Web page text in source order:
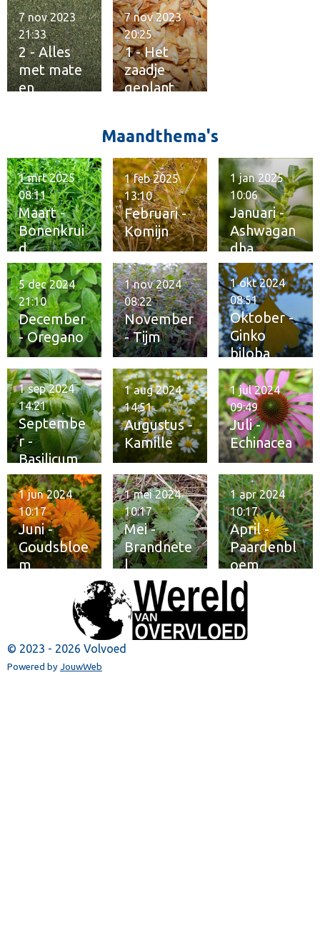
n
2 - Alles
met mate
en
7 nov 2023
21:33
1 - Het
zaadje
geplant
7 nov 2023
20:25
Maandthema's
Maart -
Bonenkrui
d
1 mrt 2025
08:11
Februari -
Komijn
1 feb 2025
13:10
Januari -
Ashwagan
dha
1 jan 2025
10:06
December
- Oregano
5 dec 2024
21:10
November
- Tijm
1 nov 2024
08:22
Oktober -
Ginko
biloba
1 okt 2024
08:51
Septembe
r -
Basilicum
1 sep 2024
14:21
Augustus -
Kamille
1 aug 2024
14:51
Juli -
Echinacea
1 jul 2024
09:49
Juni -
Goudsbloe
m
1 jun 2024
10:17
Mei -
Brandnete
l
1 mei 2024
10:17
April -
Paardenbl
oem
1 apr 2024
10:17
© 2023 - 2026 Volvoed
Powered by JouwWeb